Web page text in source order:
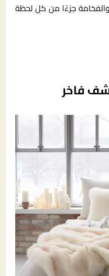
والفخامة جزءًا من كل لحظة
فاخر